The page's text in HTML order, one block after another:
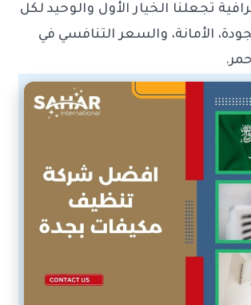
تجعلنا الخيار الأول والوحيد لكل
الأمانة، والسعر التنافسي في